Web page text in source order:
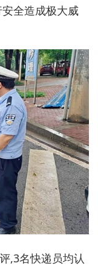
全造成极大威
,3名快递员均认